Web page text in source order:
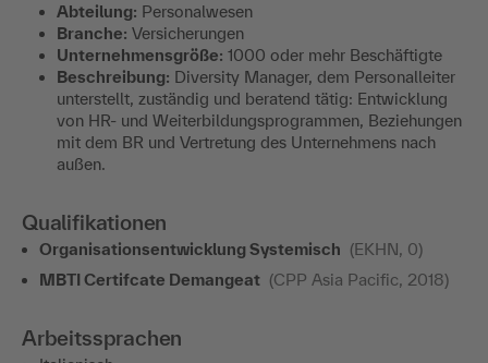
Abteilung: Personalwesen
Branche: Versicherungen
Unternehmensgröße: 1000 oder mehr Beschäftigte
Beschreibung: Diversity Manager, dem Personalleiter
unterstellt, zuständig und beratend tätig: Entwicklung
von HR- und Weiterbildungsprogrammen, Beziehungen
mit dem BR und Vertretung des Unternehmens nach
außen.
Qualifikationen
Organisationsentwicklung Systemisch (EKHN, 0)
MBTI Certifcate Demangeat (CPP Asia Pacific, 2018)
Arbeitssprachen